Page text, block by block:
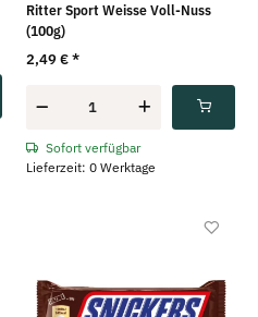
Ritter Sport Weisse Voll-Nuss
(100g)
2,49 €*
Sofort verfügbar
Lieferzeit: 0 Werktage